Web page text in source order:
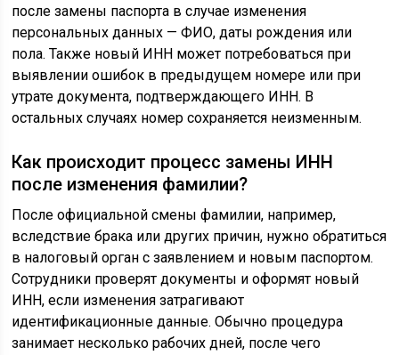
после замены паспорта в случае изменения
персональных данных — ФИО, даты рождения или
пола. Также новый ИНН может потребоваться при
выявлении ошибок в предыдущем номере или при
утрате документа, подтверждающего ИНН. В
остальных случаях номер сохраняется неизменным.
Как происходит процесс замены ИНН
после изменения фамилии?
После официальной смены фамилии, например,
вследствие брака или других причин, нужно обратиться
в налоговый орган с заявлением и новым паспортом.
Сотрудники проверят документы и оформят новый
ИНН, если изменения затрагивают
идентификационные данные. Обычно процедура
занимает несколько рабочих дней, после чего